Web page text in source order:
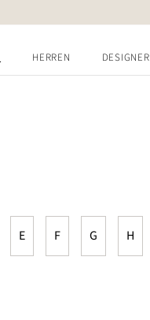
HERREN DESIGNER
E F G H